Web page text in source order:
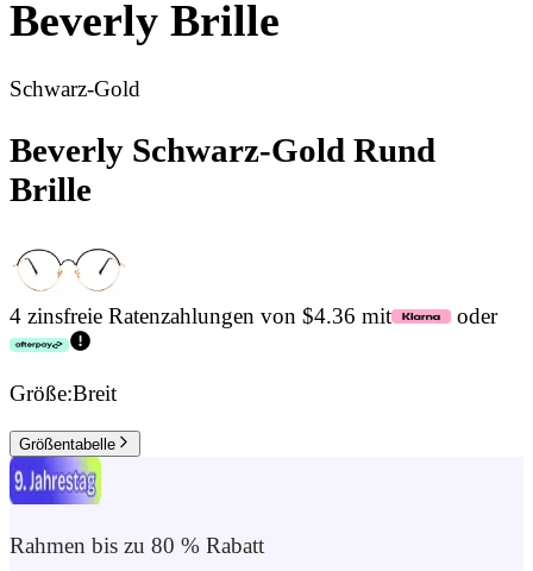
Beverly Brille
Schwarz-Gold
Beverly Schwarz-Gold Rund
Brille
4 zinsfreie Ratenzahlungen von $4.36 mit oder
Größe:Breit
Größentabelle
Rahmen bis zu 80 % Rabatt